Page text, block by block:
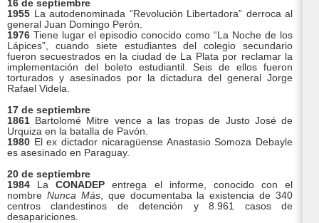
16 de septiembre
1955 La autodenominada “Revolución Libertadora” derroca al
general Juan Domingo Perón.
1976 Tiene lugar el episodio conocido como “La Noche de los
Lápices”, cuando siete estudiantes del colegio secundario
fueron secuestrados en la ciudad de La Plata por reclamar la
implementación del boleto estudiantil. Seis de ellos fueron
torturados y asesinados por la dictadura del general Jorge
Rafael Videla.
17 de septiembre
1861 Bartolomé Mitre vence a las tropas de Justo José de
Urquiza en la batalla de Pavón.
1980 El ex dictador nicaragüense Anastasio Somoza Debayle
es asesinado en Paraguay.
20 de septiembre
1984 LaCONADEP entrega el informe, conocido con el
nombre Nunca Más, que documentaba la existencia de 340
centros clandestinos de detención y 8.961 casos de
desapariciones.